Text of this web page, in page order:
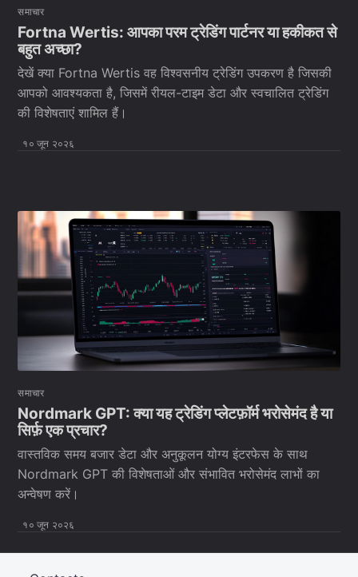
समाचार
Fortna Wertis: आपका परम ट्रेडिंग पार्टनर या हकीकत से
बहुत अच्छा?
देखें क्या Fortna Wertis वह विश्वसनीय ट्रेडिंग उपकरण है जिसकी
आपको आवश्यकता है, जिसमें रीयल-टाइम डेटा और स्वचालित ट्रेडिंग
की विशेषताएं शामिल हैं।
१० जून २०२६
समाचार
Nordmark GPT: क्या यह ट्रेडिंग प्लेटफ़ॉर्म भरोसेमंद है या
सिर्फ़ एक प्रचार?
वास्तविक समय बजार डेटा और अनुकूलन योग्य इंटरफेस के साथ
Nordmark GPT की विशेषताओं और संभावित भरोसेमंद लाभों का
अन्वेषण करें।
१० जून २०२६